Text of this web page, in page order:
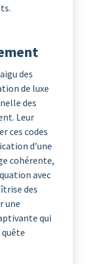
des
de luxe
des
Leur
ces codes
d’une
cohérente,
avec
des
une
qui